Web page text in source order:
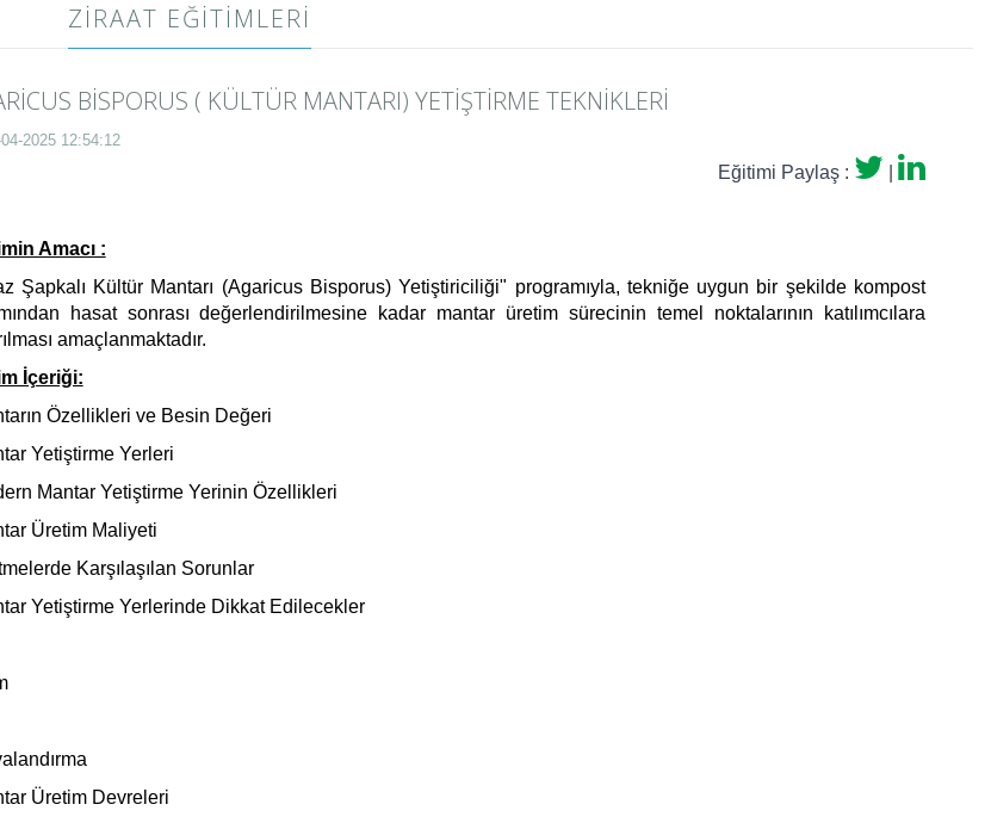
ZIRAAT EĞITIMLERI
BİSPORUS ( KÜLTÜR MANTARI) YETİŞTİRME TEKNİKLERİ
2025 12:54:12
Eğitimi Paylaş :
Amacı :
Şapkalı Kültür Mantarı (Agaricus Bisporus) Yetiştiriciliği" programıyla, tekniğe uygun bir şekilde kompost
hasat sonrası değerlendirilmesine kadar mantar üretim sürecinin temel noktalarının katılımcılara
amaçlanmaktadır.
İçeriği:
Özellikleri ve Besin Değeri
Yetiştirme Yerleri
Mantar Yetiştirme Yerinin Özellikleri
Üretim Maliyeti
Karşılaşılan Sorunlar
Yetiştirme Yerlerinde Dikkat Edilecekler
Üretim Devreleri